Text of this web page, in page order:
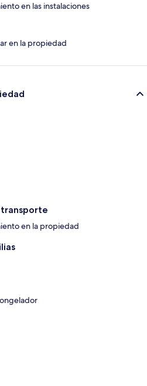
en las instalaciones
en la propiedad
en la propiedad